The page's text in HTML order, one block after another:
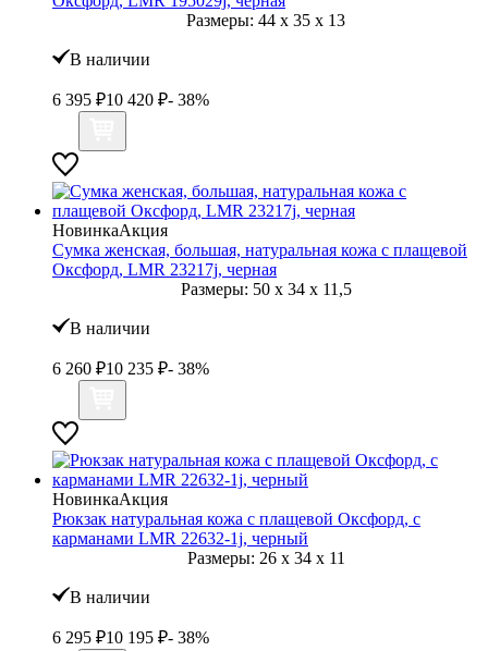
Размеры: 44 x 35 x 13
В наличии
6 395 ₽10 420 ₽- 38%
НовинкаАкция
Сумка женская, большая, натуральная кожа с плащевой
Оксфорд, LMR 23217j, черная
Размеры: 50 x 34 x 11,5
В наличии
6 260 ₽10 235 ₽- 38%
НовинкаАкция
Рюкзак натуральная кожа с плащевой Оксфорд, с
карманами LMR 22632-1j, черный
Размеры: 26 x 34 x 11
В наличии
6 295 ₽10 195 ₽- 38%